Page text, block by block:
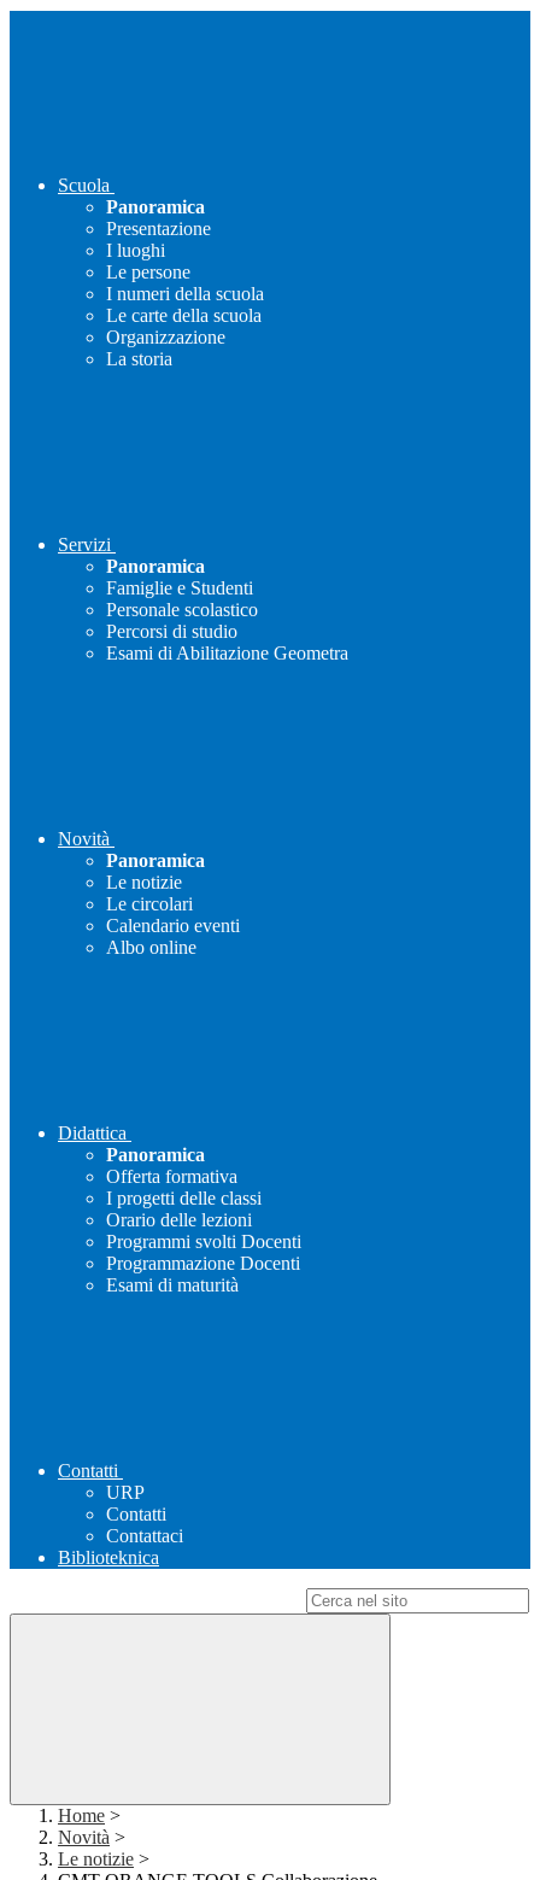
Scuola
Panoramica
Presentazione
I luoghi
Le persone
I numeri della scuola
Le carte della scuola
Organizzazione
La storia
Servizi
Panoramica
Famiglie e Studenti
Personale scolastico
Percorsi di studio
Esami di Abilitazione Geometra
Novità
Panoramica
Le notizie
Le circolari
Calendario eventi
Albo online
Didattica
Panoramica
Offerta formativa
I progetti delle classi
Orario delle lezioni
Programmi svolti Docenti
Programmazione Docenti
Esami di maturità
Contatti
URP
Contatti
Contattaci
Biblioteknica
Home >
Novità >
Le notizie >